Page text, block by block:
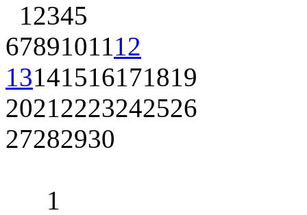
12345
6789101112
13141516171819
20212223242526
27282930
1